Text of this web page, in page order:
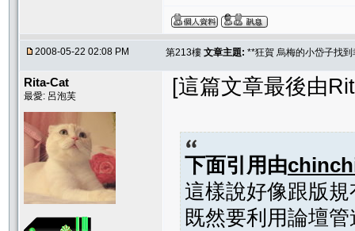
2008-05-22 02:08 PM 第213樓 文章主題: **狂賀 烏梅的小岱子找
Rita-Cat
最愛: 呂泡芙 [這篇文章最後由
下面引用由
這樣說好像跟版
既然要利用論壇